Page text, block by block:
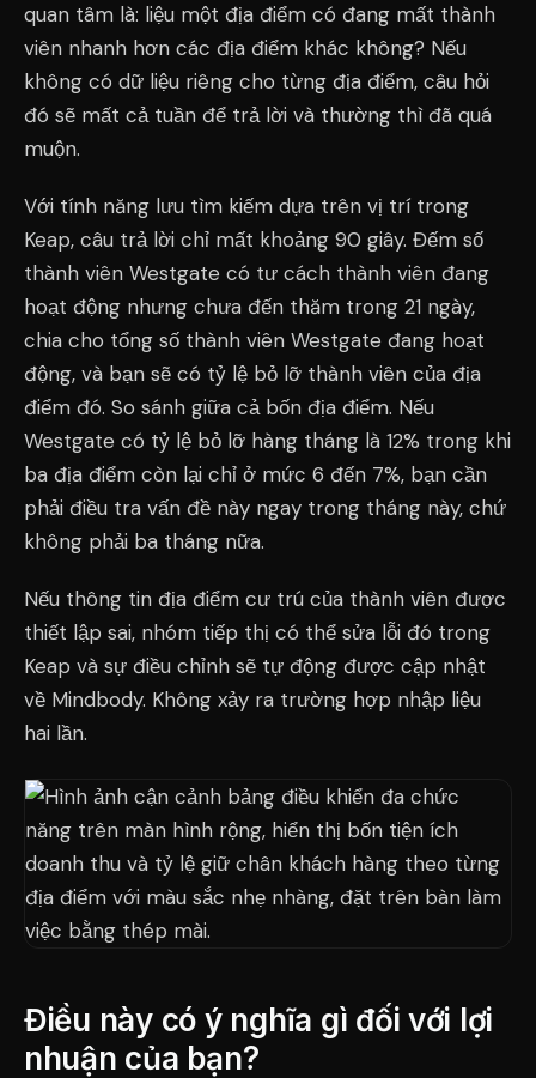
quan tâm là: liệu một địa điểm có đang mất thành
viên nhanh hơn các địa điểm khác không? Nếu
không có dữ liệu riêng cho từng địa điểm, câu hỏi
đó sẽ mất cả tuần để trả lời và thường thì đã quá
muộn.
Với tính năng lưu tìm kiếm dựa trên vị trí trong
Keap, câu trả lời chỉ mất khoảng 90 giây. Đếm số
thành viên Westgate có tư cách thành viên đang
hoạt động nhưng chưa đến thăm trong 21 ngày,
chia cho tổng số thành viên Westgate đang hoạt
động, và bạn sẽ có tỷ lệ bỏ lỡ thành viên của địa
điểm đó. So sánh giữa cả bốn địa điểm. Nếu
Westgate có tỷ lệ bỏ lỡ hàng tháng là 12% trong khi
ba địa điểm còn lại chỉ ở mức 6 đến 7%, bạn cần
phải điều tra vấn đề này ngay trong tháng này, chứ
không phải ba tháng nữa.
Nếu thông tin địa điểm cư trú của thành viên được
thiết lập sai, nhóm tiếp thị có thể sửa lỗi đó trong
Keap và sự điều chỉnh sẽ tự động được cập nhật
về Mindbody. Không xảy ra trường hợp nhập liệu
hai lần.
Điều này có ý nghĩa gì đối với lợi
nhuận của bạn?